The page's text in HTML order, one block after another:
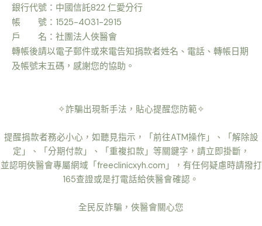
銀行代號：中國信託822 仁愛分行
帳 號：1525-4031-2915
戶 名：社團法人俠醫會
轉帳後請以電子郵件或來電告知捐款者姓名、電話、轉帳日期
及帳號末五碼，感謝您的協助。
✧詐騙出現新手法，貼心提醒您防範✧
提醒捐款者務必小心，如聽見指示，「前往ATM操作」、「解除設
定」、「分期付款」、「重複扣款」等關鍵字，請立即掛斷，
並認明俠醫會專屬網域「freeclinicxyh.com」，有任何疑慮時請撥打
165查證或是打電話給俠醫會確認。
全民反詐騙，俠醫會關心您